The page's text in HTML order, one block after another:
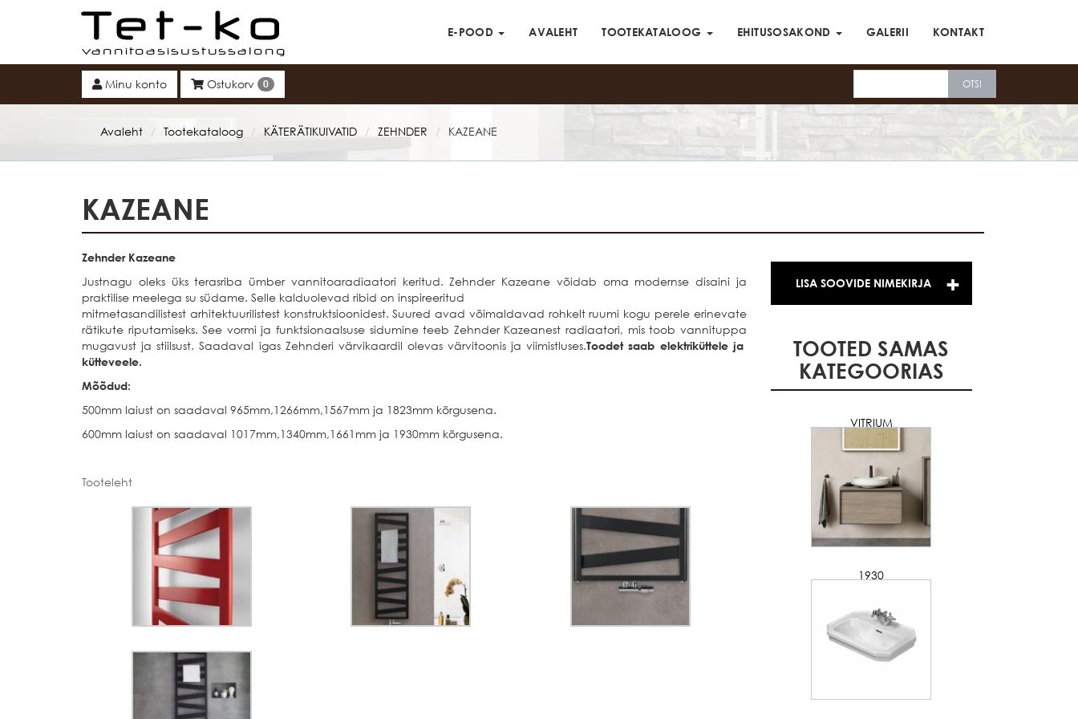
Tet-ko E-POOD AVALEHT TOOTEKATALOOG EHITUSOSAKOND GALERII KONTAKT
Minu konto Ostukorv 0
Avaleht / Tootekataloog / KÄTERÄTIKUIVATID / ZEHNDER / KAZEANE
KAZEANE
Zehnder Kazeane
Justnagu oleks üks terasriba ümber vannitoaradiaatori keritud. Zehnder Kazeane võidab oma modernse disaini ja
praktilise meelega su südame. Selle kalduolevad ribid on inspireeritud
mitmetasandilistest arhitektuurilistest konstruktsioonidest. Suured avad võimaldavad rohkelt ruumi kogu perele erinevate
rätikute riputamiseks. See vormi ja funktsionaalsuse sidumine teeb Zehnder Kazeanest radiaatori, mis toob vannituppa
mugavust ja stiilsust. Saadaval igas Zehnderi värvikaardil olevas värvitoonis ja viimistluses.Toodet saab elektriküttele ja
kütteveele.
Mõõdud:
500mm laiust on saadaval 965mm,1266mm,1567mm ja 1823mm kõrgusena.
600mm laiust on saadaval 1017mm,1340mm,1661mm ja 1930mm kõrgusena.
Tooteleht
LISA SOOVIDE NIMEKIRJA
TOOTED SAMAS
KATEGOORIAS
VITRIUM
1930